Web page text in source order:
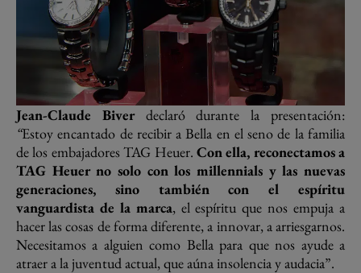
Jean-Claude Biver declaró durante la presentación:
“Estoy encantado de recibir a Bella en el seno de la familia
de los embajadores TAG Heuer. Con ella, reconectamos a
TAG Heuer no solo con los millennials y las nuevas
generaciones, sino también con el espíritu
vanguardista de la marca, el espíritu que nos empuja a
hacer las cosas de forma diferente, a innovar, a arriesgarnos.
Necesitamos a alguien como Bella para que nos ayude a
atraer a la juventud actual, que aúna insolencia y audacia”.